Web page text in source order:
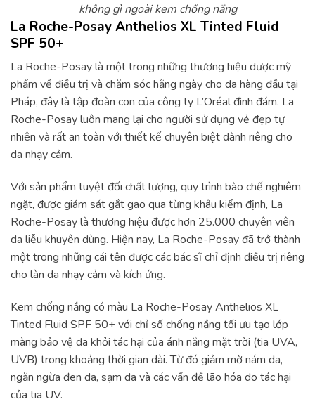
không gì ngoài kem chống nắng
La Roche-Posay Anthelios XL Tinted Fluid
SPF 50+
La Roche-Posay là một trong những thương hiệu dược mỹ
phẩm về điều trị và chăm sóc hằng ngày cho da hàng đầu tại
Pháp, đây là tập đoàn con của công ty L’Oréal đình đám. La
Roche-Posay luôn mang lại cho người sử dụng vẻ đẹp tự
nhiên và rất an toàn với thiết kế chuyên biệt dành riêng cho
da nhạy cảm.
Với sản phẩm tuyệt đối chất lượng, quy trình bào chế nghiêm
ngặt, được giám sát gắt gao qua từng khâu kiểm định, La
Roche-Posay là thương hiệu được hơn 25.000 chuyên viên
da liễu khuyên dùng. Hiện nay, La Roche-Posay đã trở thành
một trong những cái tên được các bác sĩ chỉ định điều trị riêng
cho làn da nhạy cảm và kích ứng.
Kem chống nắng có màu La Roche-Posay Anthelios XL
Tinted Fluid SPF 50+ với chỉ số chống nắng tối ưu tạo lớp
màng bảo vệ da khỏi tác hại của ánh nắng mặt trời (tia UVA,
UVB) trong khoảng thời gian dài. Từ đó giảm mờ nám da,
ngăn ngừa đen da, sạm da và các vấn đề lão hóa do tác hại
của tia UV.